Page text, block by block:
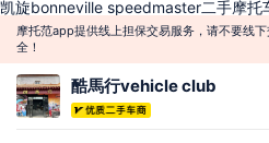
凯旋bonneville speedmaster二手摩托
摩托范app提供线上担保交易服务，请不要线
全！
酷馬行vehicle club